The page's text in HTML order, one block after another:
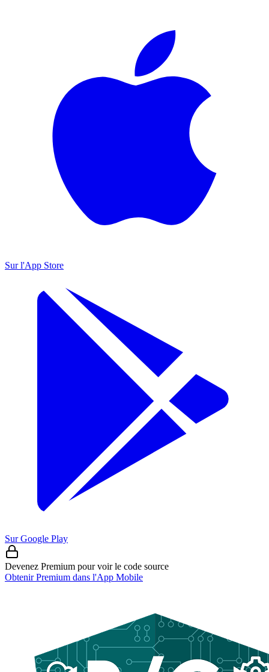
Sur l'App Store
Sur Google Play
Devenez Premium pour voir le code source
Obtenir Premium dans l'App Mobile